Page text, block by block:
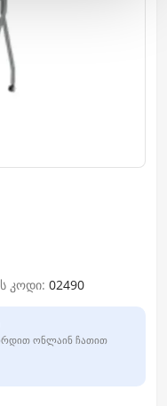
კოდი: 02490
ონლაინ ჩათით